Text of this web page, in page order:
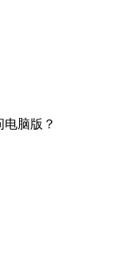
脑版？